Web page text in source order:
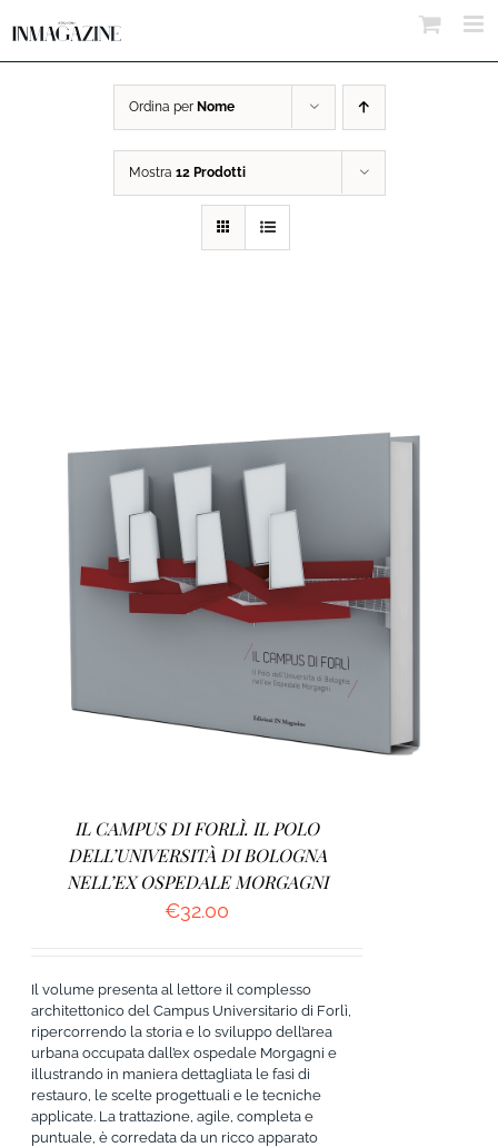
Ordina per Nome
Mostra 12 Prodotti
AGGIUNGI AL CARRELLO /
IL CAMPUS DI FORLÌ. IL POLO
DELL’UNIVERSITÀ DI BOLOGNA
NELL’EX OSPEDALE MORGAGNI
€32.00
Il volume presenta al lettore il complesso
architettonico del Campus Universitario di Forlì,
ripercorrendo la storia e lo sviluppo dell’area
urbana occupata dall’ex ospedale Morgagni e
illustrando in maniera dettagliata le fasi di
restauro, le scelte progettuali e le tecniche
applicate. La trattazione, agile, completa e
puntuale, è corredata da un ricco apparato